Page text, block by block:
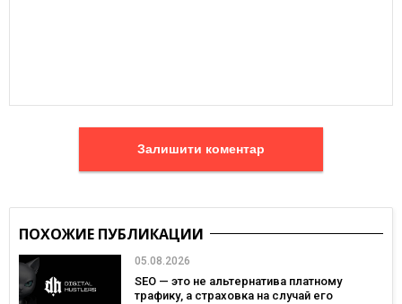
Залишити коментар
ПОХОЖИЕ ПУБЛИКАЦИИ
05.08.2026
SEO — это не альтернатива платному
трафику, а страховка на случай его